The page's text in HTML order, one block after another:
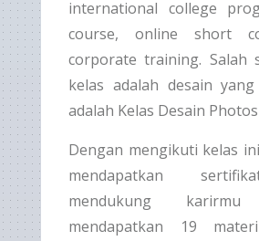
international college
course, online short
corporate training. Salah
kelas adalah desain
adalah Kelas Desain
Dengan mengikuti kelas
mendapatkan
mendukung karirmu
mendapatkan 19